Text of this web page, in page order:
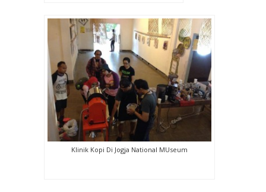
Klinik Kopi Di Jogja National MUseum